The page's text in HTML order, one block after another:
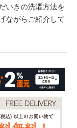
いきの洗濯方法を
ながらご紹介して